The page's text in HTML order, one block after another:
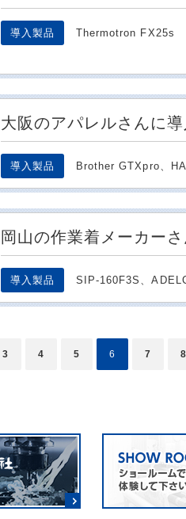
導入製品 Thermotron FX25s
大阪のアパレルさんに
導入製品 Brother GTXpro、
岡山の作業着メーカー
導入製品 SIP-160F3S、
3 4 5 6 7